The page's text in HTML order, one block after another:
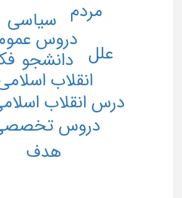
انقلاب
دانشجو
درس انقلاب
دروس
دروس
سیاسی
علل
مردم
هدف